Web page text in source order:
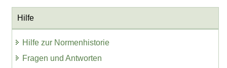
Hilfe
Hilfe zur Normenhistorie
Fragen und Antworten